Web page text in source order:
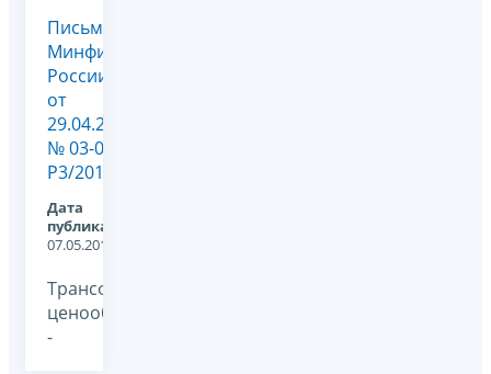
Письмо
Минфина
России
от
29.04.2014
№ 03-01-
Р3/20100
Дата
публикации:
07.05.2014
Трансфертное
ценообразование,
-